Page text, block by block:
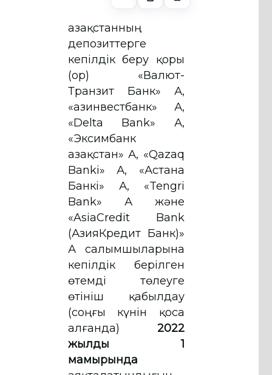
Қазақстанның
депозиттерге
кепілдік беру қоры
(Қор) «Валют-
Транзит Банк» АҚ,
«Қазинвестбанк» АҚ,
«Delta Bank» АҚ,
«Эксимбанк
Қазақстан» АҚ, «Qazaq
Banki» АҚ, «Астана
Банкі» АҚ, «Tengri
Bank» АҚ және
«AsiaCredit Bank
(АзияКредит Банк)»
АҚ салымшыларына
кепілдік берілген
өтемді төлеуге
өтініш қабылдау
(соңғы күнін қоса
алғанда) 2022
жылдың 1
мамырында